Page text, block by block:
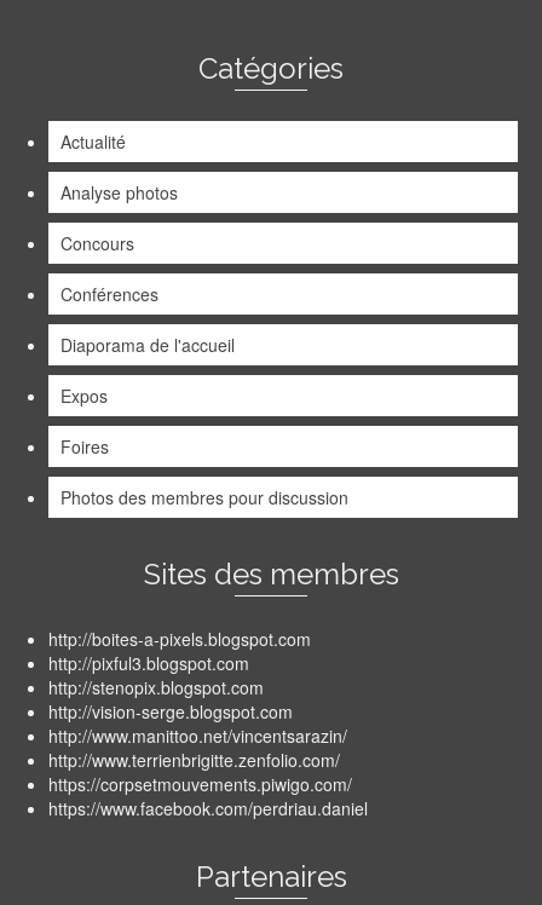
Catégories
Actualité
Analyse photos
Concours
Conférences
Diaporama de l'accueil
Expos
Foires
Photos des membres pour discussion
Sites des membres
http://boites-a-pixels.blogspot.com
http://pixful3.blogspot.com
http://stenopix.blogspot.com
http://vision-serge.blogspot.com
http://www.manittoo.net/vincentsarazin/
http://www.terrienbrigitte.zenfolio.com/
https://corpsetmouvements.piwigo.com/
https://www.facebook.com/perdriau.daniel
Partenaires